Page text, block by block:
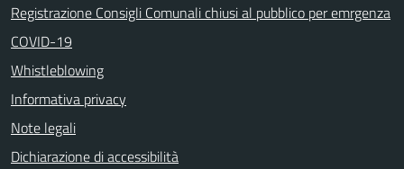
Registrazione Consigli Comunali chiusi al pubblico per emrgenza
COVID-19
Whistleblowing
Informativa privacy
Note legali
Dichiarazione di accessibilità